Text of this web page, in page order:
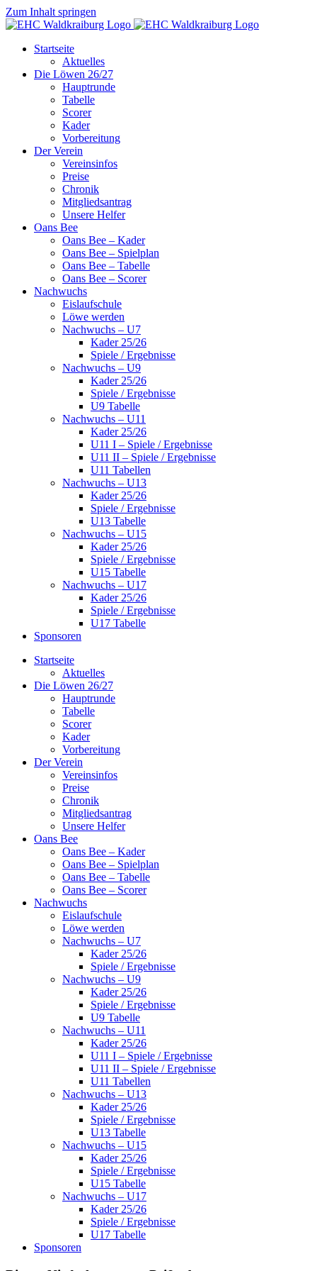
Zum Inhalt springen
Startseite
Aktuelles
Die Löwen 26/27
Hauptrunde
Tabelle
Scorer
Kader
Vorbereitung
Der Verein
Vereinsinfos
Preise
Chronik
Mitgliedsantrag
Unsere Helfer
Oans Bee
Oans Bee – Kader
Oans Bee – Spielplan
Oans Bee – Tabelle
Oans Bee – Scorer
Nachwuchs
Eislaufschule
Löwe werden
Nachwuchs – U7
Kader 25/26
Spiele / Ergebnisse
Nachwuchs – U9
Kader 25/26
Spiele / Ergebnisse
U9 Tabelle
Nachwuchs – U11
Kader 25/26
U11 I – Spiele / Ergebnisse
U11 II – Spiele / Ergebnisse
U11 Tabellen
Nachwuchs – U13
Kader 25/26
Spiele / Ergebnisse
U13 Tabelle
Nachwuchs – U15
Kader 25/26
Spiele / Ergebnisse
U15 Tabelle
Nachwuchs – U17
Kader 25/26
Spiele / Ergebnisse
U17 Tabelle
Sponsoren
Startseite
Aktuelles
Die Löwen 26/27
Hauptrunde
Tabelle
Scorer
Kader
Vorbereitung
Der Verein
Vereinsinfos
Preise
Chronik
Mitgliedsantrag
Unsere Helfer
Oans Bee
Oans Bee – Kader
Oans Bee – Spielplan
Oans Bee – Tabelle
Oans Bee – Scorer
Nachwuchs
Eislaufschule
Löwe werden
Nachwuchs – U7
Kader 25/26
Spiele / Ergebnisse
Nachwuchs – U9
Kader 25/26
Spiele / Ergebnisse
U9 Tabelle
Nachwuchs – U11
Kader 25/26
U11 I – Spiele / Ergebnisse
U11 II – Spiele / Ergebnisse
U11 Tabellen
Nachwuchs – U13
Kader 25/26
Spiele / Ergebnisse
U13 Tabelle
Nachwuchs – U15
Kader 25/26
Spiele / Ergebnisse
U15 Tabelle
Nachwuchs – U17
Kader 25/26
Spiele / Ergebnisse
U17 Tabelle
Sponsoren